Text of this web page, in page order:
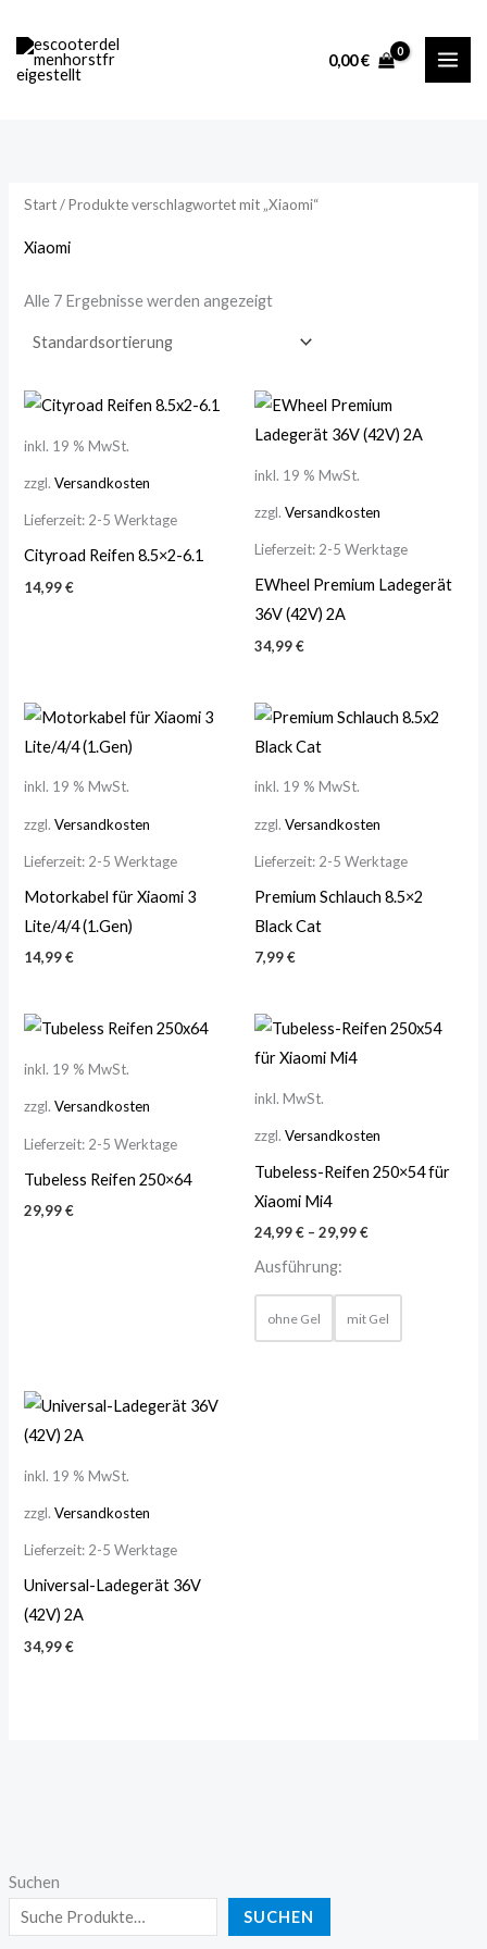
Inhalt
springen
0,00€
Suchen
SUCHEN
i
n
e
i
e
Start/ Produkte verschlagwortet mit „Xiaomi“
Xiaomi
Alle 7 Ergebnisse werden angezeigt
inkl. 19 % MwSt.
zzgl.Versandkosten
Lieferzeit: 2-5 Werktage
Cityroad Reifen 8.5×2-6.1
14,99€
inkl. 19 % MwSt.
zzgl. Versandkosten
Lieferzeit: 2-5 Werktage
EWheel Premium Ladegerät
36V (42V) 2A
34,99€
inkl. 19 % MwSt.
zzgl.Versandkosten
Lieferzeit: 2-5 Werktage
Motorkabel für Xiaomi 3
Lite/4/4 (1.Gen)
14,99€
inkl. 19 % MwSt.
zzgl. Versandkosten
Lieferzeit: 2-5 Werktage
Premium Schlauch 8.5×2
Black Cat
7,99€
inkl. 19 % MwSt.
zzgl.Versandkosten
Lieferzeit: 2-5 Werktage
Tubeless Reifen 250×64
29,99€
inkl. MwSt.
zzgl. Versandkosten
Tubeless-Reifen 250×54 für
Xiaomi Mi4
24,99€ – 29,99€
Ausführung:
ohne Gel mit Gel
inkl. 19 % MwSt.
zzgl.Versandkosten
Lieferzeit: 2-5 Werktage
Universal-Ladegerät 36V
(42V) 2A
34,99€